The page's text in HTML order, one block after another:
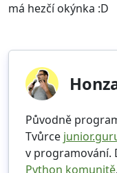
má hezčí okýnka :D
Původně
Tvůrce
v programování.
Python komunitě